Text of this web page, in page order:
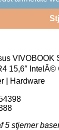
VIVOBOOK
15,6″ IntelÂ©
| Hardware
5 stjerner